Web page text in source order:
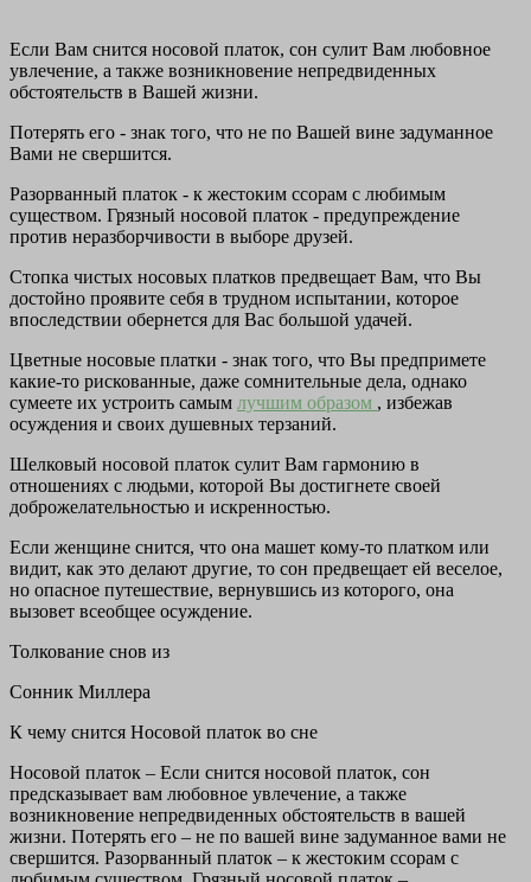
Если Вам снится носовой платок, сон сулит Вам любовное
увлечение, а также возникновение непредвиденных
обстоятельств в Вашей жизни.
Потерять его - знак того, что не по Вашей вине задуманное
Вами не свершится.
Разорванный платок - к жестоким ссорам с любимым
существом. Грязный носовой платок - предупреждение
против неразборчивости в выборе друзей.
Стопка чистых носовых платков предвещает Вам, что Вы
достойно проявите себя в трудном испытании, которое
впоследствии обернется для Вас большой удачей.
Цветные носовые платки - знак того, что Вы предпримете
какие-то рискованные, даже сомнительные дела, однако
сумеете их устроить самым лучшим образом , избежав
осуждения и своих душевных терзаний.
Шелковый носовой платок сулит Вам гармонию в
отношениях с людьми, которой Вы достигнете своей
доброжелательностью и искренностью.
Если женщине снится, что она машет кому-то платком или
видит, как это делают другие, то сон предвещает ей веселое,
но опасное путешествие, вернувшись из которого, она
вызовет всеобщее осуждение.
Толкование снов из
Сонник Миллера
К чему снится Носовой платок во сне
Носовой платок – Если снится носовой платок, сон
предсказывает вам любовное увлечение, а также
возникновение непредвиденных обстоятельств в вашей
жизни. Потерять его – не по вашей вине задуманное вами не
свершится. Разорванный платок – к жестоким ссорам с